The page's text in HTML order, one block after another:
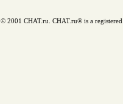
© 2001 CHAT.ru. CHAT.ru® is a